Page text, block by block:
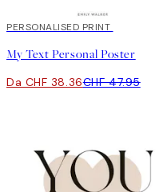
20%*
PERSONALISED PRINT
My Text Personal Poster
Da CHF 38.36CHF 47.95